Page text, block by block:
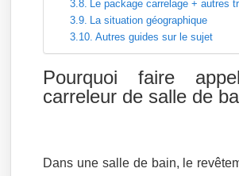
Le package carrelage + autres
La situation géographique
Autres guides sur le sujet
Pourquoi faire
carreleur de salle de
Dans une salle de bain, le